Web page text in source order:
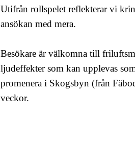
Utifrån rollspelet reflekterar vi
ansökan med mera.
Besökare är välkomna till
ljudeffekter som kan upplevas
promenera i Skogsbyn (från
veckor.